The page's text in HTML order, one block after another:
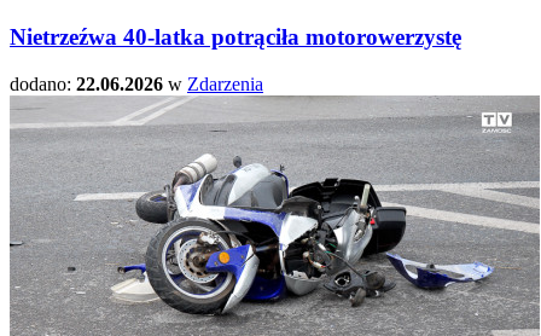
Nietrzeźwa 40-latka potrąciła motorowerzystę
dodano: 22.06.2026 w Zdarzenia